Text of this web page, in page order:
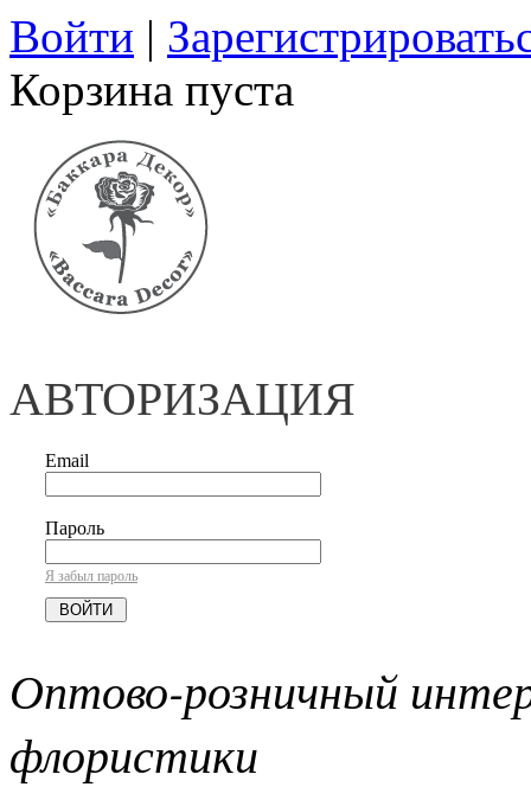
Войти |
Корзина пуста
АВТОРИЗАЦИЯ
Email
Пароль
Я забыл пароль
Оптово-розничный
флористики